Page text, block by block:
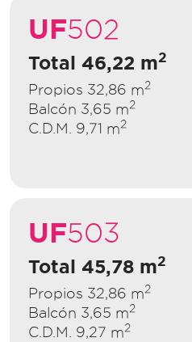
UF502
Total 46,22 m2
Propios 32,86 m2
Balcón 3,65 m2
C.D.M. 9,71 m2
UF503
Total 45,78 m2
Propios 32,86 m2
Balcón 3,65 m2
C.D.M. 9,27 m2